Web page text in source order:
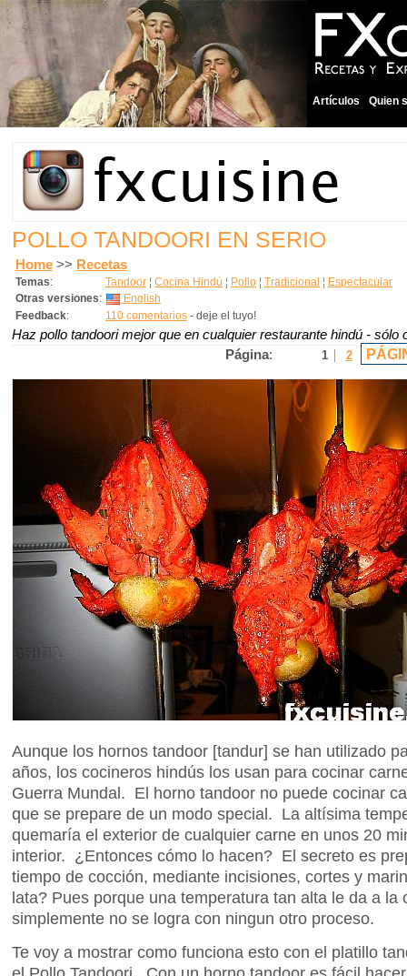
Artículos Quien
POLLO TANDOORI EN SERIO
Home >> Recetas
Temas: Tandoor ¦ Cocina Hindú ¦ Pollo ¦ Tradicional ¦ Espectacular
Otras versiones:
English
Feedback: 110 comentarios - deje el tuyo!
Haz pollo tandoori mejor que en cualquier restaurante hindú - sólo
Página: 1 2
Aunque los hornos tandoor [tandur] se han utilizado
años, los cocineros hindús los usan para cocinar
Guerra Mundal. El horno tandoor no puede cocinar
que se prepare de un modo special. La altísima
quemaría el exterior de cualquier carne en unos 20
interior. ¿Entonces cómo lo hacen? El secreto es
tiempo de cocción, mediante incisiones, cortes y
lata? Pues porque una temperatura tan alta le da a la
simplemente no se logra con ningun otro proceso.
Te voy a mostrar como funciona esto con el platillo